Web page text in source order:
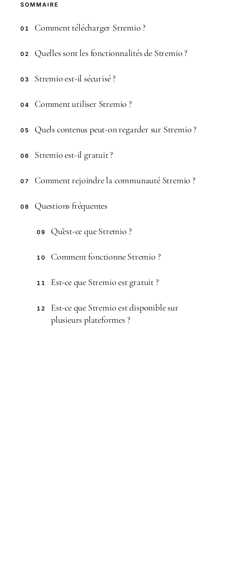
SOMMAIRE
01 Comment télécharger Stremio ?
02 Quelles sont les fonctionnalités de Stremio ?
03 Stremio est-il sécurisé ?
04 Comment utiliser Stremio ?
05 Quels contenus peut-on regarder sur Stremio ?
06 Stremio est-il gratuit ?
07 Comment rejoindre la communauté Stremio ?
08 Questions fréquentes
09 Qu’est-ce que Stremio ?
10 Comment fonctionne Stremio ?
11 Est-ce que Stremio est gratuit ?
12
Est-ce que Stremio est disponible sur
plusieurs plateformes ?